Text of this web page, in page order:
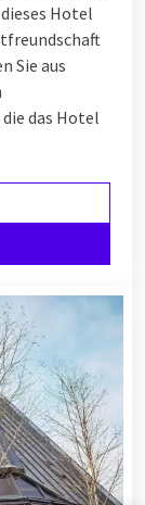
Hotel
Sie aus
das Hotel